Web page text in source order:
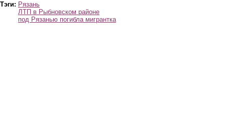
Тэги: Рязань
ЛТП в Рыбновском районе
под Рязанью погибла мигрантка